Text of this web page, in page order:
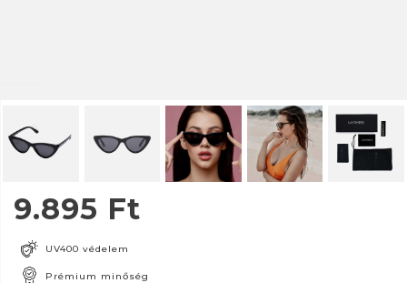
9.895 Ft
UV400 védelem
Prémium minőség